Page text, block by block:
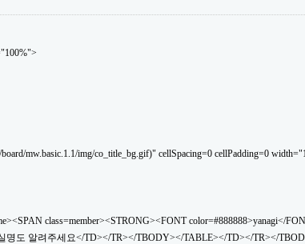
mw.basic.1.1/img/co_title_bg.gif)" cellSpacing=0 cellPadding=0
class=member><STRONG><FONT color=#888888>yanagi</
명도 알려주세요</TD></TR></TBODY></TABLE></TD></TR></